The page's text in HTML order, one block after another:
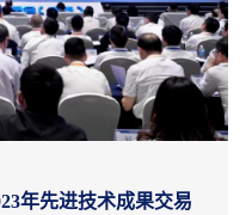
年先进技术成果交易